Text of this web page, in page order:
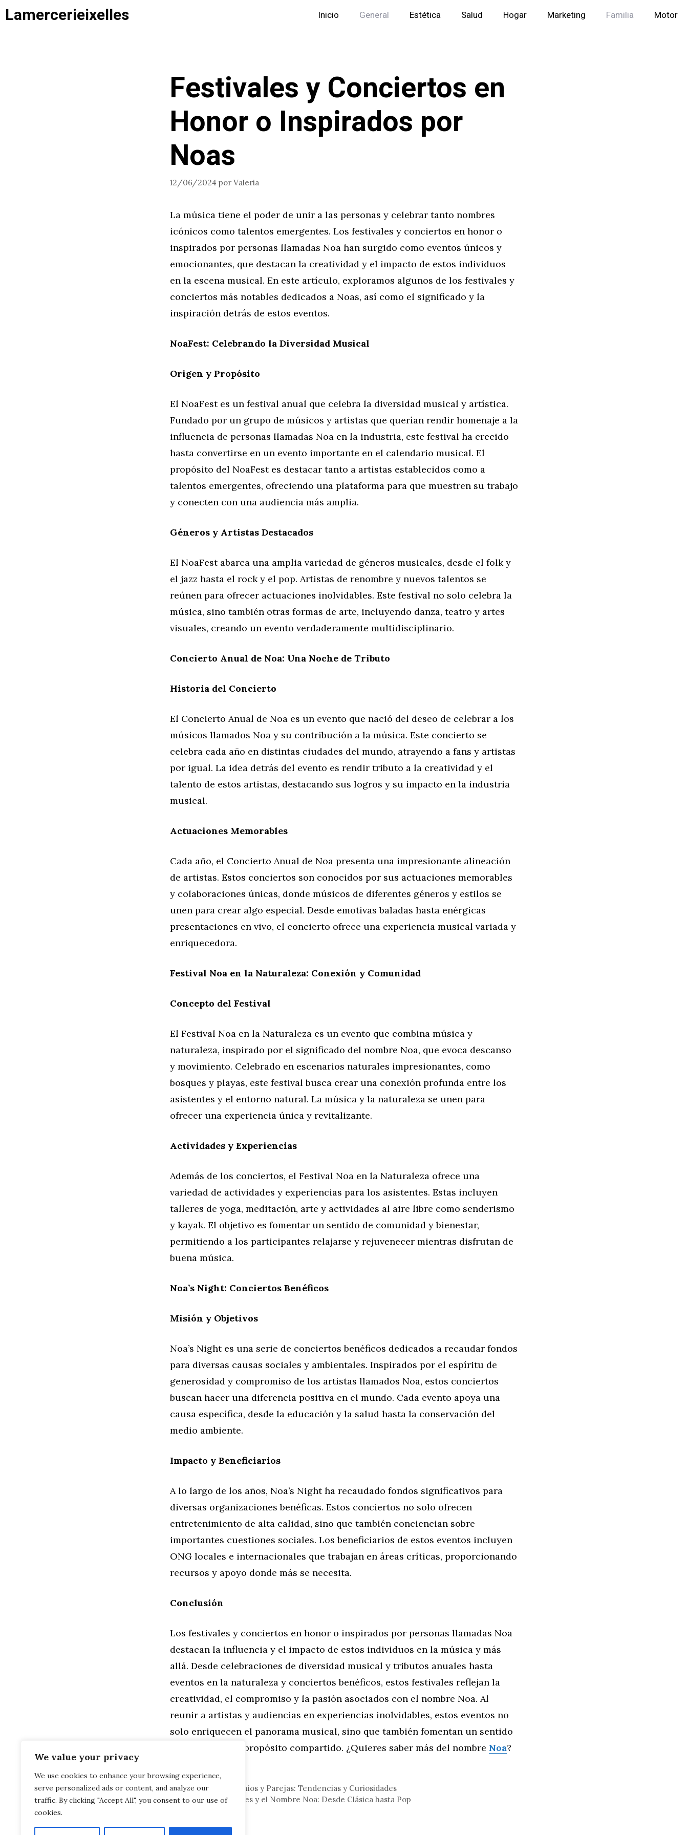
We value your privacy
We use cookies to enhance your browsing experience,
serve personalized ads or content, and analyze our
traffic. By clicking "Accept All", you consent to our use of
cookies.
Saltar
alLamercerieixelles Inicio General Estética Salud Hogar Marketing Familia Motor
Festivales y Conciertos en
Honor o Inspirados por
Noas
12/06/2024 por Valeria
La música tiene el poder de unir a las personas y celebrar tanto nombres
icónicos como talentos emergentes. Los festivales y conciertos en honor o
inspirados por personas llamadas Noa han surgido como eventos únicos y
emocionantes, que destacan la creatividad y el impacto de estos individuos
en la escena musical. En este artículo, exploramos algunos de los festivales y
conciertos más notables dedicados a Noas, así como el significado y la
inspiración detrás de estos eventos.
NoaFest: Celebrando la Diversidad Musical
Origen y Propósito
El NoaFest es un festival anual que celebra la diversidad musical y artística.
Fundado por un grupo de músicos y artistas que querían rendir homenaje a la
influencia de personas llamadas Noa en la industria, este festival ha crecido
hasta convertirse en un evento importante en el calendario musical. El
propósito del NoaFest es destacar tanto a artistas establecidos como a
talentos emergentes, ofreciendo una plataforma para que muestren su trabajo
y conecten con una audiencia más amplia.
Géneros y Artistas Destacados
El NoaFest abarca una amplia variedad de géneros musicales, desde el folk y
el jazz hasta el rock y el pop. Artistas de renombre y nuevos talentos se
reúnen para ofrecer actuaciones inolvidables. Este festival no solo celebra la
música, sino también otras formas de arte, incluyendo danza, teatro y artes
visuales, creando un evento verdaderamente multidisciplinario.
Concierto Anual de Noa: Una Noche de Tributo
Historia del Concierto
El Concierto Anual de Noa es un evento que nació del deseo de celebrar a los
músicos llamados Noa y su contribución a la música. Este concierto se
celebra cada año en distintas ciudades del mundo, atrayendo a fans y artistas
por igual. La idea detrás del evento es rendir tributo a la creatividad y el
talento de estos artistas, destacando sus logros y su impacto en la industria
musical.
Actuaciones Memorables
Cada año, el Concierto Anual de Noa presenta una impresionante alineación
de artistas. Estos conciertos son conocidos por sus actuaciones memorables
y colaboraciones únicas, donde músicos de diferentes géneros y estilos se
unen para crear algo especial. Desde emotivas baladas hasta enérgicas
presentaciones en vivo, el concierto ofrece una experiencia musical variada y
enriquecedora.
Festival Noa en la Naturaleza: Conexión y Comunidad
Concepto del Festival
El Festival Noa en la Naturaleza es un evento que combina música y
naturaleza, inspirado por el significado del nombre Noa, que evoca descanso
y movimiento. Celebrado en escenarios naturales impresionantes, como
bosques y playas, este festival busca crear una conexión profunda entre los
asistentes y el entorno natural. La música y la naturaleza se unen para
ofrecer una experiencia única y revitalizante.
Actividades y Experiencias
Además de los conciertos, el Festival Noa en la Naturaleza ofrece una
variedad de actividades y experiencias para los asistentes. Estas incluyen
talleres de yoga, meditación, arte y actividades al aire libre como senderismo
y kayak. El objetivo es fomentar un sentido de comunidad y bienestar,
permitiendo a los participantes relajarse y rejuvenecer mientras disfrutan de
buena música.
Noa’s Night: Conciertos Benéficos
Misión y Objetivos
Noa’s Night es una serie de conciertos benéficos dedicados a recaudar fondos
para diversas causas sociales y ambientales. Inspirados por el espíritu de
generosidad y compromiso de los artistas llamados Noa, estos conciertos
buscan hacer una diferencia positiva en el mundo. Cada evento apoya una
causa específica, desde la educación y la salud hasta la conservación del
medio ambiente.
Impacto y Beneficiarios
A lo largo de los años, Noa’s Night ha recaudado fondos significativos para
diversas organizaciones benéficas. Estos conciertos no solo ofrecen
entretenimiento de alta calidad, sino que también conciencian sobre
importantes cuestiones sociales. Los beneficiarios de estos eventos incluyen
ONG locales e internacionales que trabajan en áreas críticas, proporcionando
recursos y apoyo donde más se necesita.
Conclusión
Los festivales y conciertos en honor o inspirados por personas llamadas Noa
destacan la influencia y el impacto de estos individuos en la música y más
allá. Desde celebraciones de diversidad musical y tributos anuales hasta
eventos en la naturaleza y conciertos benéficos, estos festivales reflejan la
creatividad, el compromiso y la pasión asociados con el nombre Noa. Al
reunir a artistas y audiencias en experiencias inolvidables, estos eventos no
solo enriquecen el panorama musical, sino que también fomentan un sentido
de comunidad y propósito compartido. ¿Quieres saber más del nombre Noa?
Categorías
Familia,General
Noa en Matrimonios y Parejas: Tendencias y Curiosidades
Géneros Musicales y el Nombre Noa: Desde Clásica hasta Pop